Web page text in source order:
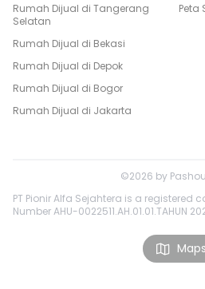
Maps
Rumah Dijual di Tangerang
Selatan
Rumah Dijual di Bekasi
Rumah Dijual di Depok
Rumah Dijual di Bogor
Rumah Dijual di Jakarta
Peta
©2026 by
PT Pionir Alfa Sejahtera is a registered
Number AHU-0022511.AH.01.01.TAHUN